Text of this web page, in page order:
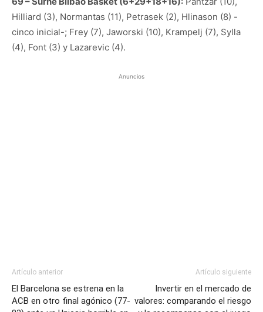
Hilliard (3), Normantas (11), Petrasek (2), Hlinason (8) -
cinco inicial-; Frey (7), Jaworski (10), Krampelj (7), Sylla
(4), Font (3) y Lazarevic (4).
Anuncios
Artículo anterior
El Barcelona se estrena en la
ACB en otro final agónico (77-
Artículo siguiente
Invertir en el mercado de
valores: comparando el riesgo